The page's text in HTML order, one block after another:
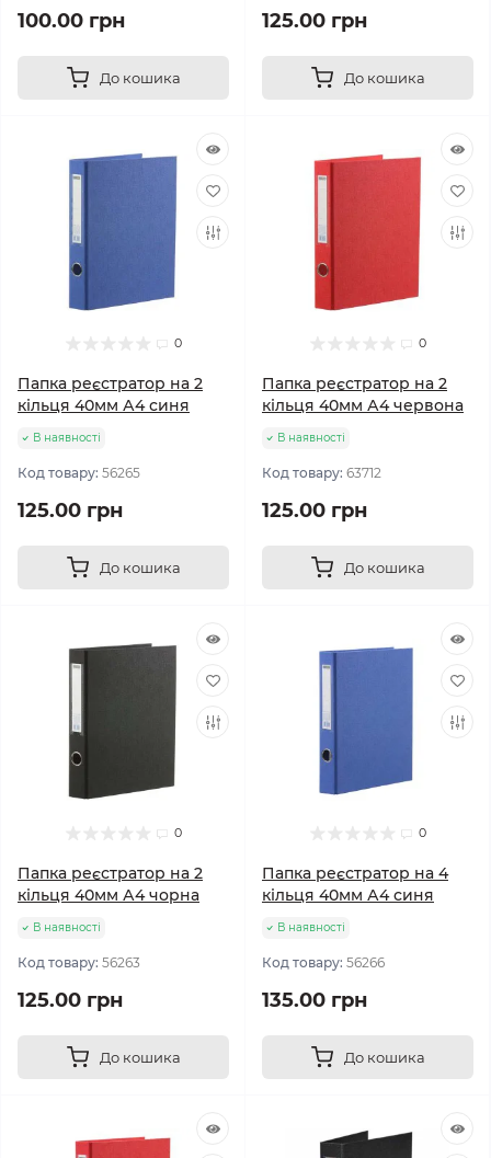
100.00 грн
До кошика
125.00 грн
До кошика
0
Папка реєстратор на 2
кільця 40мм А4 синя
В наявності
Код товару: 56265
125.00 грн
До кошика
0
Папка реєстратор на 2
кільця 40мм А4 червона
В наявності
Код товару: 63712
125.00 грн
До кошика
0
Папка реєстратор на 2
кільця 40мм А4 чорна
В наявності
Код товару: 56263
125.00 грн
До кошика
0
Папка реєстратор на 4
кільця 40мм А4 синя
В наявності
Код товару: 56266
135.00 грн
До кошика